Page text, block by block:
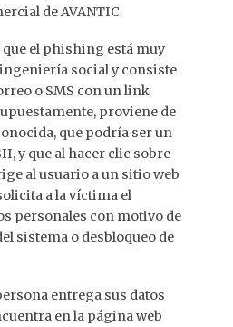
de AVANTIC.
el phishing está muy
social y consiste
o SMS con un link
proviene de
que podría ser un
y que al hacer clic sobre
al usuario a un sitio web
a la víctima el
personales con motivo de
sistema o desbloqueo de
entrega sus datos
en la página web